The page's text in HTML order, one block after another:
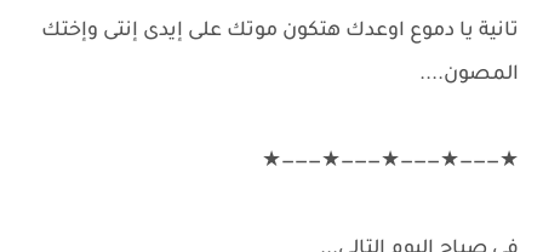
تانية يا دموع اوعدك هتكون موتك على إيدى إنتى وإختك
المصون....
★———★———★———★———★